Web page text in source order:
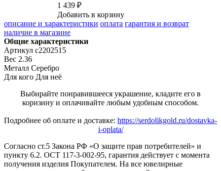
1 439 ₽
Добавить в корзину
описание и характеристики оплата гарантия и возврат
наличие в магазине
Общие характеристики
Артикул с2202515
Вес 2.36
Металл Серебро
Для кого Для неё
Выбирайте понравившееся украшение, кладите его в
коризину и оплачивайте любым удобным способом.
Подробнее об оплате и доставке: https://serdolikgold.ru/dostavka-
i-oplata/
Согласно ст.5 Закона РФ «О защите прав потребителей» и
пункту 6.2. ОСТ 117-3-002-95, гарантия действует с момента
получения изделия Покупателем. На все ювелирные